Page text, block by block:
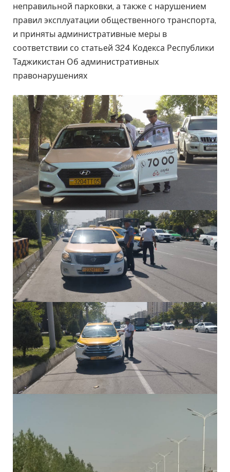
неправильной парковки, а также с нарушением
правил эксплуатации общественного транспорта,
и приняты административные меры в
соответствии со статьей 324 Кодекса Республики
Таджикистан Об административных
правонарушениях